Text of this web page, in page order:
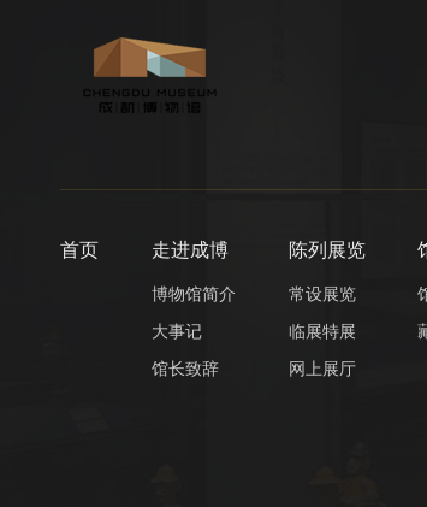
首页 走进成博
博物馆简介
大事记
馆长致辞
陈列展览
常设展览
临展特展
网上展厅